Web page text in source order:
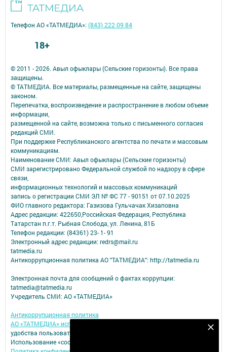
© 2011 - 2026. Авыл офыклары (Сельские горизонты). Все права
защищены.
© ТАТМЕДИА. Все материалы, размещенные на сайте, защищены
законом.
Перепечатка, воспроизведение и распространение в любом объеме
информации,
размещенной на сайте, возможна только с письменного согласия
редакций СМИ.
При поддержке Республиканского агентства по печати и массовым
коммуникациям.
Наименование СМИ: Авыл офыклары (Сельские горизонты)
СМИ зарегистрировано Федеральной службой по надзору в сфере
связи,
информационных технологий и массовых коммуникаций
запись о регистрации СМИ ЭЛ № ФС 77 - 90151 от 07.10.2025
ФИО главного редактора: Газизова Гульчачак Хизаповна
Адрес редакции: 422650,Российская Федерация, Республика
Татарстан п.г.т. Рыбная Слобода, ул. Ленина, 81Б
Телефон редакции: (84361) 23- 1- 91
Электронный адрес редакции: redrs@mail.ru
tatmedia.ru
Антикоррупционная политика АО "ТАТМЕДИА": http://tatmedia.ru
Электронная почта для сообщений о фактах коррупции:
tatmedia@tatmedia.ru
Учредитель СМИ: АО «ТАТМЕДИА»
Антикоррупционная политика
АО «ТАТМЕДИА» использует «cookie»
для персонализации сервисов и
удобства пользователей сайтом.
Использование «cookie» можно отменить в настройках браузера.
Телефон АО «ТАТМЕДИА»:(843) 222 09 84
18+